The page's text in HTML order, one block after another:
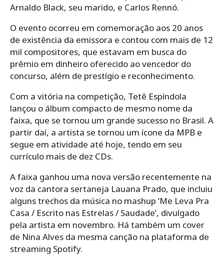
Arnaldo Black, seu marido, e Carlos Rennó.
O evento ocorreu em comemoração aos 20 anos
de existência da emissora e contou com mais de 12
mil compositores, que estavam em busca do
prêmio em dinheiro oferecido ao vencedor do
concurso, além de prestígio e reconhecimento.
Com a vitória na competição, Tetê Espíndola
lançou o álbum compacto de mesmo nome da
faixa, que se tornou um grande sucesso no Brasil. A
partir daí, a artista se tornou um ícone da MPB e
segue em atividade até hoje, tendo em seu
currículo mais de dez CDs.
A faixa ganhou uma nova versão recentemente na
voz da cantora sertaneja Lauana Prado, que incluiu
alguns trechos da música no mashup ‘Me Leva Pra
Casa / Escrito nas Estrelas / Saudade’, divulgado
pela artista em novembro. Há também um cover
de Nina Alves da mesma canção na plataforma de
streaming Spotify.